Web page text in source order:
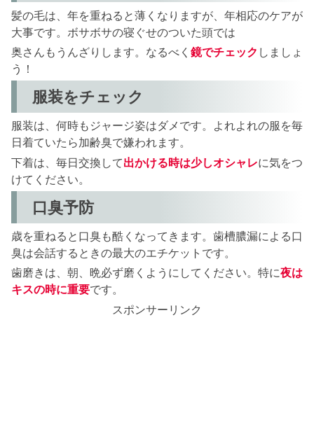
髪の毛は、年を重ねると薄くなりますが、年相応のケアが
大事です。ボサボサの寝ぐせのついた頭では
奥さんもうんざりします。なるべく 鏡でチェック しましょ
う！
服装をチェック
服装は、何時もジャージ姿はダメです。よれよれの服を毎
日着ていたら加齢臭で嫌われます。
下着は、毎日交換して出かける時は少しオシャレに気をつ
けてください。
口臭予防
歳を重ねると口臭も酷くなってきます。歯槽膿漏による口
臭は会話するときの最大のエチケットです。
歯磨きは、朝、晩必ず磨くようにしてください。特に夜は
キスの時に重要です。
スポンサーリンク